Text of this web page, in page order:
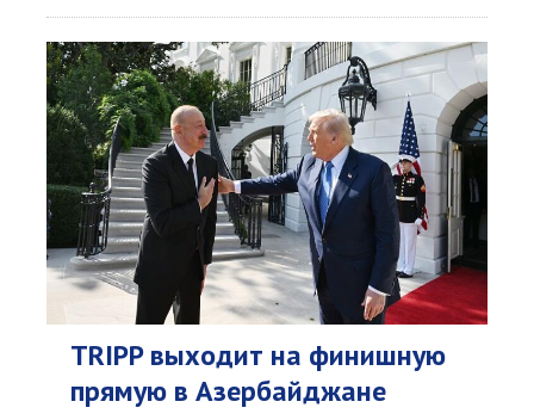
TRIPP выходит на финишную
прямую в Азербайджане